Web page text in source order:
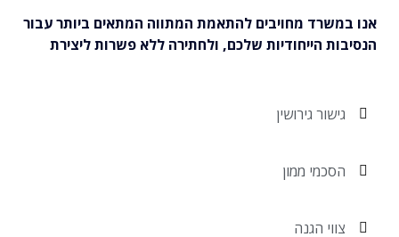
אנו במשרד מחויבים להתאמת המתווה המתאים ביותר עבור
הנסיבות הייחודיות שלכם, ולחתירה ללא פשרות ליצירת
גישור גירושין
הסכמי ממון
צווי הגנה